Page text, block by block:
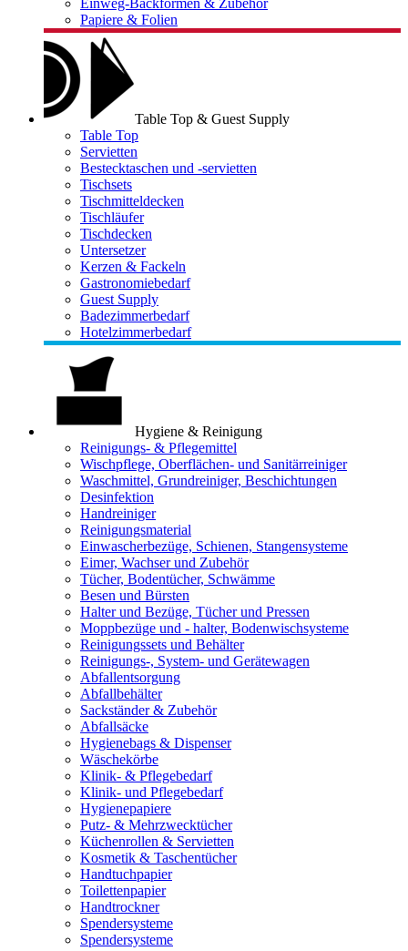
Einweg-Backformen & Zubehör
Papiere & Folien
Table Top & Guest Supply
Table Top
Servietten
Bestecktaschen und -servietten
Tischsets
Tischmitteldecken
Tischläufer
Tischdecken
Untersetzer
Kerzen & Fackeln
Gastronomiebedarf
Guest Supply
Badezimmerbedarf
Hotelzimmerbedarf
Hygiene & Reinigung
Reinigungs- & Pflegemittel
Wischpflege, Oberflächen- und Sanitärreiniger
Waschmittel, Grundreiniger, Beschichtungen
Desinfektion
Handreiniger
Reinigungsmaterial
Einwascherbezüge, Schienen, Stangensysteme
Eimer, Wachser und Zubehör
Tücher, Bodentücher, Schwämme
Besen und Bürsten
Halter und Bezüge, Tücher und Pressen
Moppbezüge und - halter, Bodenwischsysteme
Reinigungssets und Behälter
Reinigungs-, System- und Gerätewagen
Abfallentsorgung
Abfallbehälter
Sackständer & Zubehör
Abfallsäcke
Hygienebags & Dispenser
Wäschekörbe
Klinik- & Pflegebedarf
Klinik- und Pflegebedarf
Hygienepapiere
Putz- & Mehrzwecktücher
Küchenrollen & Servietten
Kosmetik & Taschentücher
Handtuchpapier
Toilettenpapier
Handtrockner
Spendersysteme
Spendersysteme